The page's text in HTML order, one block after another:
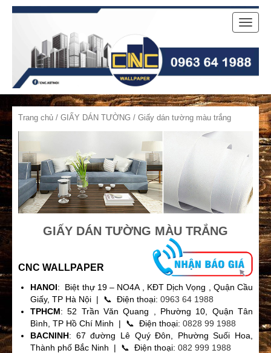
Toggle
Trang chủ / GIẤY DÁN TƯỜNG / Giấy dán tường màu trắng
GIẤY DÁN TƯỜNG MÀU TRẮNG
CNC WALLPAPER
HANOI: Biệt thự 19 – NO4A , KĐT Dịch Vọng , Quận Cầu
Giấy, TP Hà Nội | 📞 Điện thoại: 0963 64 1988
TPHCM: 52 Trần Văn Quang , Phường 10, Quận Tân
Bình, TP Hồ Chí Minh | 📞 Điện thoại: 0828 99 1988
BACNINH: 67 đường Lê Quý Đôn, Phường Suối Hoa,
Thành phố Bắc Ninh | 📞 Điện thoại: 082 999 1988